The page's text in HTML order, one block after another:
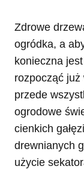
Zdrowe
ogródka, a
konieczna
rozpocząć
przede
ogrodowe
cienkich
drewnianych
użycie